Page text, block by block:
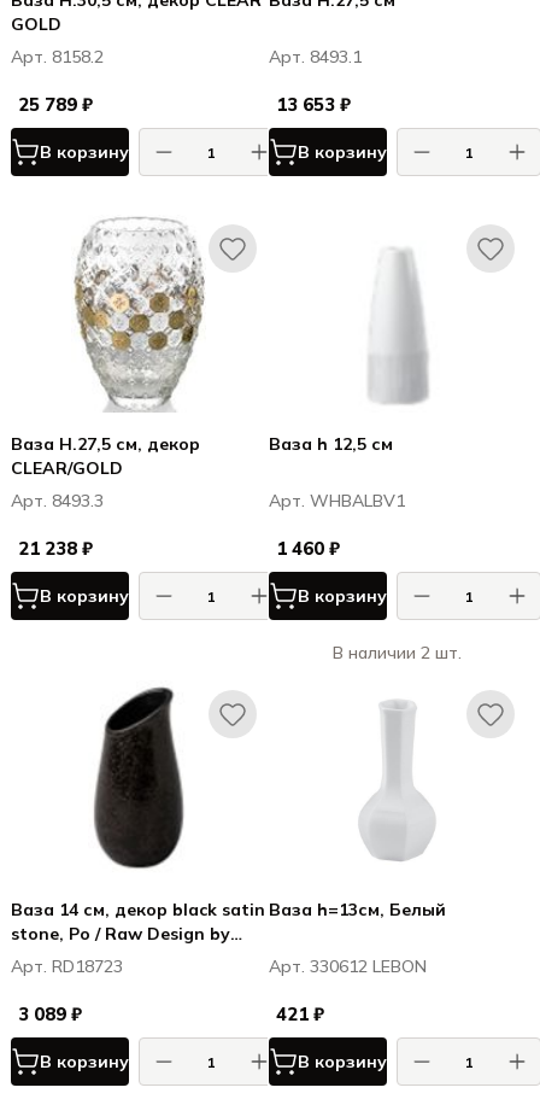
GOLD
Арт. 8158.2
25 789 ₽
В корзину
Арт. 8493.1
13 653 ₽
В корзину
Ваза H.27,5 см, декор
CLEAR/GOLD
Арт. 8493.3
21 238 ₽
В корзину
Ваза h 12,5 см
Арт. WHBALBV1
1 460 ₽
В корзину
В наличии 2 шт.
Ваза 14 см, декор black satin
stone, Ро / Raw Design by
Kevala
Арт. RD18723
3 089 ₽
В корзину
Ваза h=13см, Белый
Арт. 330612 LEBON
421 ₽
В корзину